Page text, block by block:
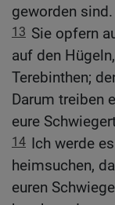
geworden sind.
13 Sie opfern
auf den
Terebinthen;
Darum treiben
eure
14 Ich werde
heimsuchen,
euren